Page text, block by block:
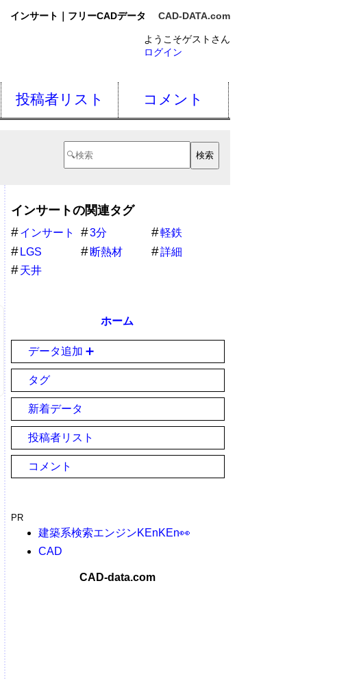
インサート｜フリーCADデータ CAD-DATA.com
ようこそゲストさん
ログイン
投稿者リスト コメント
インサートの関連タグ
インサート 3分
軽鉄
LGS
断熱材
詳細
天井
ホーム
データ追加 ➕
タグ
新着データ
投稿者リスト
コメント
PR
建築系検索エンジンKEnKEn👀
CAD
CAD-data.com